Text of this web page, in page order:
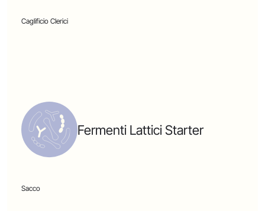
Caglificio Clerici
Fermenti Lattici Starter
Sacco